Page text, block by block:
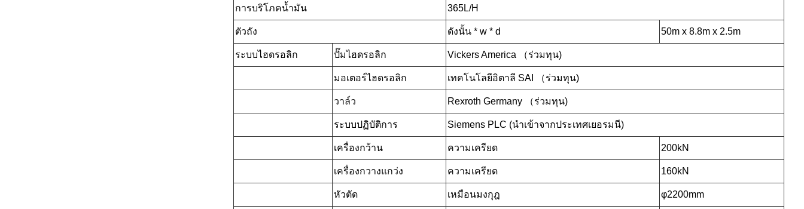
การบริโภคน้ำมัน 365L/H
ตัวถัง ดังนั้น * w * d 50m x 8.8m x 2.5m
ระบบไฮดรอลิก ปั๊มไฮดรอลิก Vickers America （ร่วมทุน)
มอเตอร์ไฮดรอลิก เทคโนโลยีอิตาลี SAI （ร่วมทุน)
วาล์ว Rexroth Germany （ร่วมทุน)
ระบบปฏิบัติการ Siemens PLC (นำเข้าจากประเทศเยอรมนี)
เครื่องกว้าน ความเครียด 200kN
เครื่องกวางแกว่ง ความเครียด 160kN
หัวตัด เหมือนมงกุฎ φ2200mm